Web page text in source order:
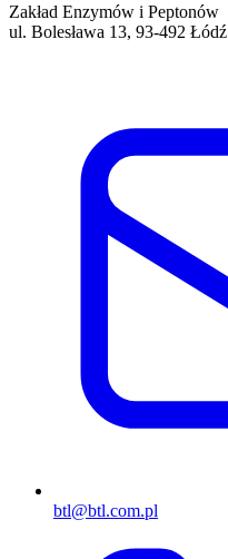
Zakład Enzymów i Peptonów
ul. Bolesława 13, 93-492 Łódź
btl@btl.com.pl